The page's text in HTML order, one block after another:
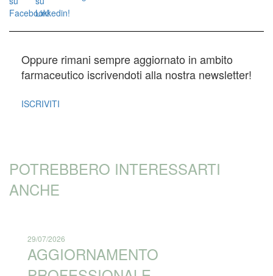
Oppure rimani sempre aggiornato in ambito
farmaceutico iscrivendoti alla nostra newsletter!
ISCRIVITI
POTREBBERO INTERESSARTI
ANCHE
29/07/2026
AGGIORNAMENTO